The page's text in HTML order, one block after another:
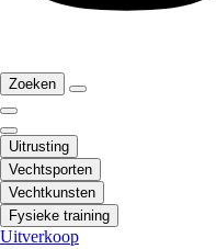
Zoeken
Uitrusting
Vechtsporten
Vechtkunsten
Fysieke training
Uitverkoop